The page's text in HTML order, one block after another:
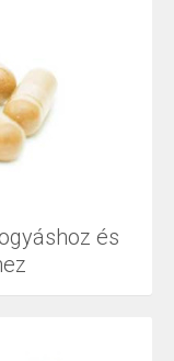
és